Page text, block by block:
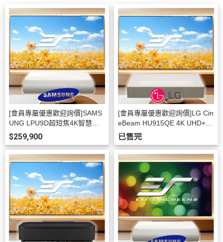
[會員專屬優惠歡迎詢價]SAMS
UNG LPU9D超短焦4K智慧雷
射投影機+美國Elite Screens10
0吋16:9 FALR6超短焦菲涅爾
高亮抗光軟幕 AR100H-FALR6
(台灣公司貨)
$259,900
[會員專屬優惠歡迎詢價]LG Cin
eBeam HU915QE 4K UHD+美
國Elite Screens100吋16:9 FAL
R6超短焦菲涅爾高亮抗光軟幕
AR100H-FALR6(台灣公司貨)
已售完